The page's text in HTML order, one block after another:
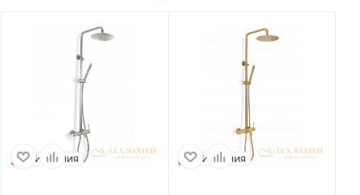
Испания Испания